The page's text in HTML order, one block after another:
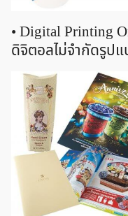
• Digital Printing
ดิจิตอลไม่จำกัดรูป